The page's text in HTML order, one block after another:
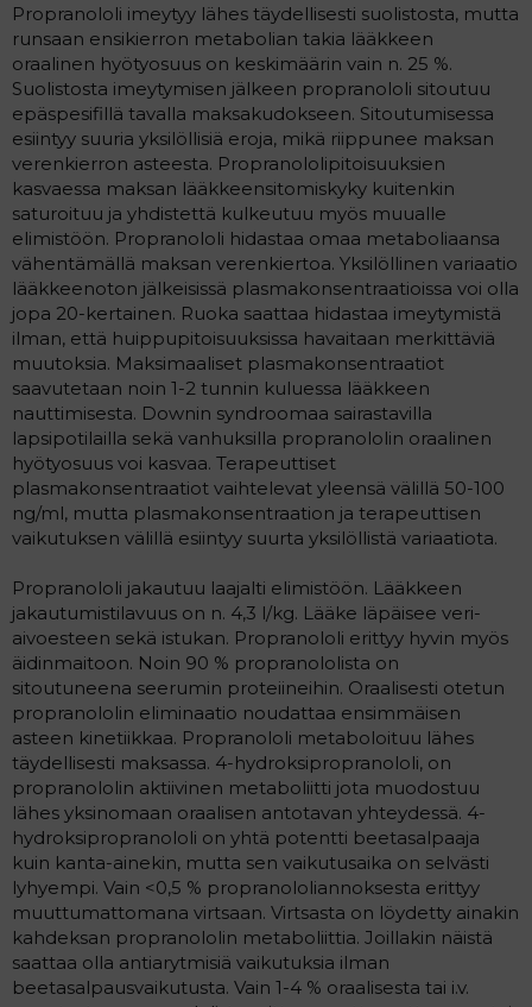
Propranololi imeytyy lähes täydellisesti suolistosta, mutta
runsaan ensikierron metabolian takia lääkkeen
oraalinen hyötyosuus on keskimäärin vain n. 25 %.
Suolistosta imeytymisen jälkeen propranololi sitoutuu
epäspesifillä tavalla maksakudokseen. Sitoutumisessa
esiintyy suuria yksilöllisiä eroja, mikä riippunee maksan
verenkierron asteesta. Propranololipitoisuuksien
kasvaessa maksan lääkkeensitomiskyky kuitenkin
saturoituu ja yhdistettä kulkeutuu myös muualle
elimistöön. Propranololi hidastaa omaa metaboliaansa
vähentämällä maksan verenkiertoa. Yksilöllinen variaatio
lääkkeenoton jälkeisissä plasmakonsentraatioissa voi olla
jopa 20-kertainen. Ruoka saattaa hidastaa imeytymistä
ilman, että huippupitoisuuksissa havaitaan merkittäviä
muutoksia. Maksimaaliset plasmakonsentraatiot
saavutetaan noin 1-2 tunnin kuluessa lääkkeen
nauttimisesta. Downin syndroomaa sairastavilla
lapsipotilailla sekä vanhuksilla propranololin oraalinen
hyötyosuus voi kasvaa. Terapeuttiset
plasmakonsentraatiot vaihtelevat yleensä välillä 50-100
ng/ml, mutta plasmakonsentraation ja terapeuttisen
vaikutuksen välillä esiintyy suurta yksilöllistä variaatiota.
Propranololi jakautuu laajalti elimistöön. Lääkkeen
jakautumistilavuus on n. 4,3 l/kg. Lääke läpäisee veri-
aivoesteen sekä istukan. Propranololi erittyy hyvin myös
äidinmaitoon. Noin 90 % propranololista on
sitoutuneena seerumin proteiineihin. Oraalisesti otetun
propranololin eliminaatio noudattaa ensimmäisen
asteen kinetiikkaa. Propranololi metaboloituu lähes
täydellisesti maksassa. 4-hydroksipropranololi, on
propranololin aktiivinen metaboliitti jota muodostuu
lähes yksinomaan oraalisen antotavan yhteydessä. 4-
hydroksipropranololi on yhtä potentti beetasalpaaja
kuin kanta-ainekin, mutta sen vaikutusaika on selvästi
lyhyempi. Vain <0,5 % propranololiannoksesta erittyy
muuttumattomana virtsaan. Virtsasta on löydetty ainakin
kahdeksan propranololin metaboliittia. Joillakin näistä
saattaa olla antiarytmisiä vaikutuksia ilman
beetasalpausvaikutusta. Vain 1-4 % oraalisesta tai i.v.